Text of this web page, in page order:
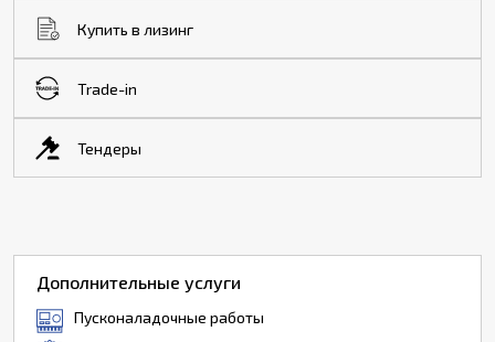
Купить в лизинг
Trade-in
Тендеры
Дополнительные услуги
Пусконаладочные работы